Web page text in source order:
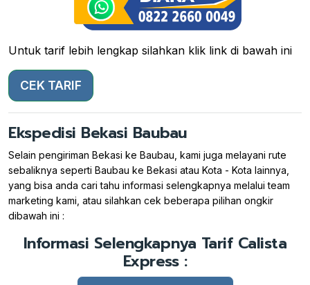
Untuk tarif lebih lengkap silahkan klik link di bawah ini
CEK TARIF
Ekspedisi Bekasi Baubau
Selain pengiriman Bekasi ke Baubau, kami juga melayani rute
sebaliknya seperti Baubau ke Bekasi atau Kota - Kota lainnya,
yang bisa anda cari tahu informasi selengkapnya melalui team
marketing kami, atau silahkan cek beberapa pilihan ongkir
dibawah ini :
Informasi Selengkapnya Tarif Calista
Express :